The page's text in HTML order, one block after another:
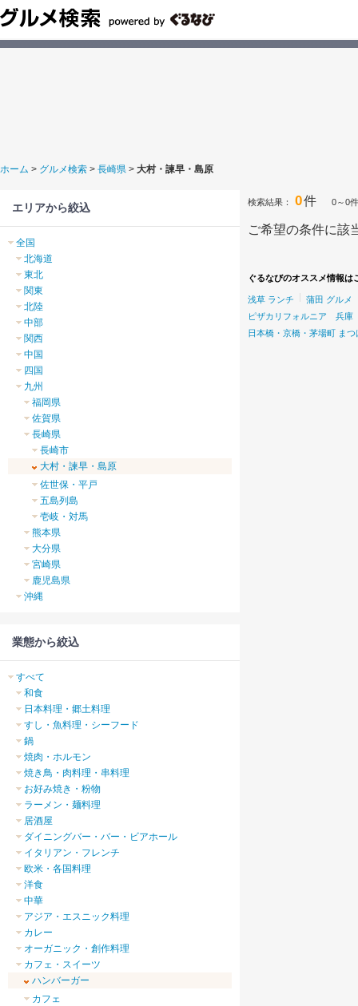
ホーム > グルメ検索 > 長崎県 > 大村・諫早・島原
検索結果： 0件 0～0件
ご希望の条件に該
ぐるなびのオススメ情報は
浅草 ランチ
蒲田 グルメ
ピザカリフォルニア 兵庫
日本橋・京橋・茅場町 ま
エリアから絞込
全国
北海道
東北
関東
北陸
中部
関西
中国
四国
九州
福岡県
佐賀県
長崎県
長崎市
大村・諫早・島原
佐世保・平戸
五島列島
壱岐・対馬
熊本県
大分県
宮崎県
鹿児島県
沖縄
業態から絞込
すべて
和食
日本料理・郷土料理
すし・魚料理・シーフード
鍋
焼肉・ホルモン
焼き鳥・肉料理・串料理
お好み焼き・粉物
ラーメン・麺料理
居酒屋
ダイニングバー・バー・ビアホール
イタリアン・フレンチ
欧米・各国料理
洋食
中華
アジア・エスニック料理
カレー
オーガニック・創作料理
カフェ・スイーツ
ハンバーガー
カフェ